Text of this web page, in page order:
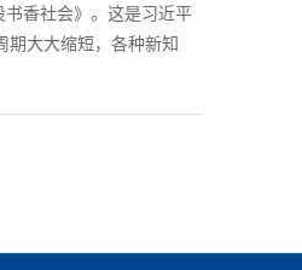
香社会》。这是习近平
期大大缩短，各种新知